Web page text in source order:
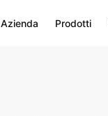
Azienda Prodotti